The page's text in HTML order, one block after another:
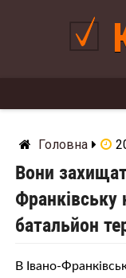
Головна
Вони
Франківську
батальйон
В Івано-